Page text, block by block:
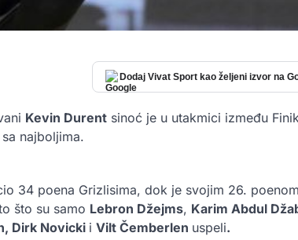
Dodaj Vivat Sport kao željeni izvor na
Kevin Durent sinoć je u utakmici između
najboljima.
34 poena Grizlisima, dok je svojim 26.
što su samo Lebron Džejms, Karim Abdul
Dirk Novicki i Vilt Čemberlen uspeli.